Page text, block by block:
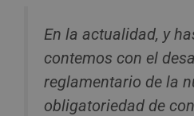
En la actualidad, y
contemos con el
reglamentario de la
obligatoriedad de